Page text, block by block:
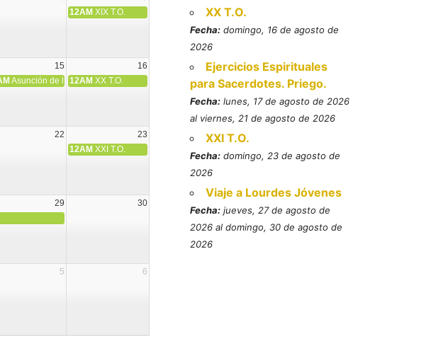
obispo, y Fernando Español, presbítero, mártires (MO)
12AM XIX T.O.
15
16
Asunción de la Virgen María
12AM XX T.O.
22
23
12AM XXI T.O.
29
30
5 6
XX T.O.
Fecha: domingo, 16 de agosto de
2026
Ejercicios Espirituales
para Sacerdotes. Priego.
Fecha: lunes, 17 de agosto de 2026
al viernes, 21 de agosto de 2026
XXI T.O.
Fecha: domingo, 23 de agosto de
2026
Viaje a Lourdes Jóvenes
Fecha: jueves, 27 de agosto de
2026 al domingo, 30 de agosto de
2026